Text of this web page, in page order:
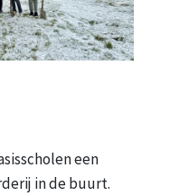
een
in de buurt.